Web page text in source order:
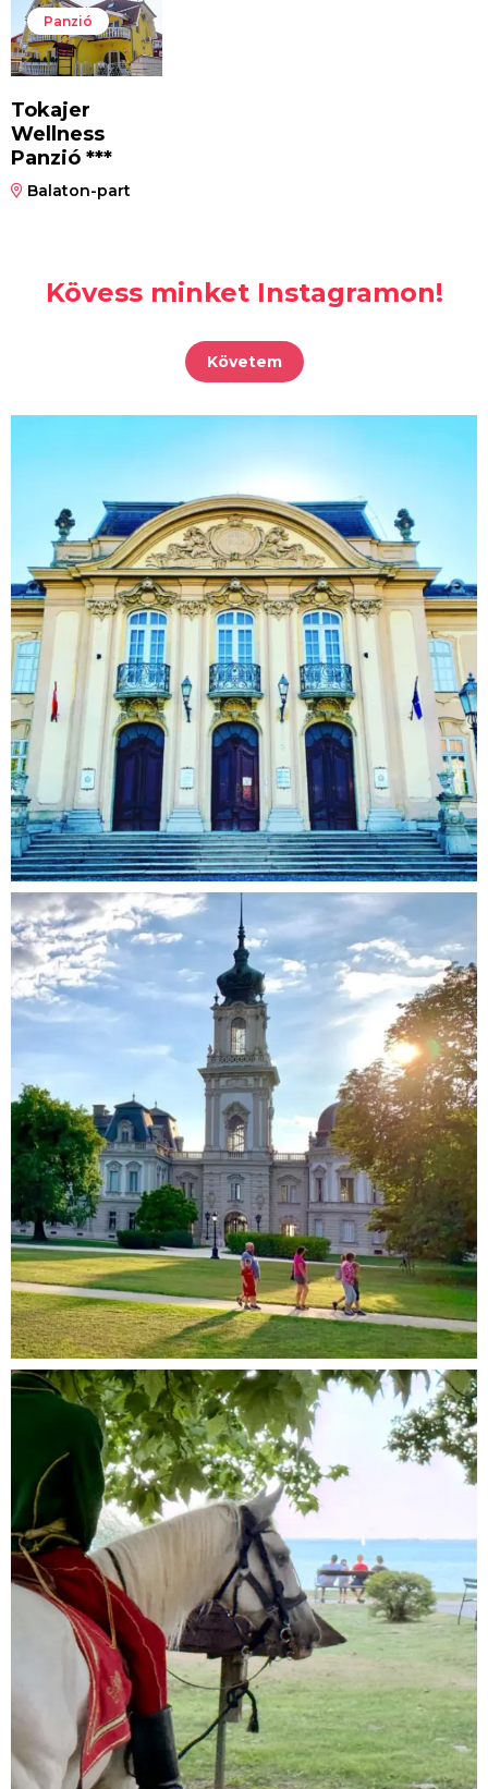
Panzió
Tokajer
Wellness
Panzió ***
Balaton-part
Kövess minket Instagramon!
Követem